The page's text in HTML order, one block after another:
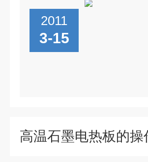
2011
3-15
高温石墨电热板的